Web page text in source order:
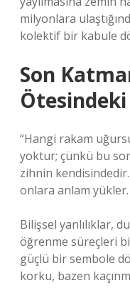
milyonlara
kolektif bir kabule
Son
“Hangi rakam
yoktur; çünkü bu
zihnin
onlara anlam yükler.
Bilişsel yanlılıklar,
öğrenme süreçleri
güçlü bir sembole
korku, bazen